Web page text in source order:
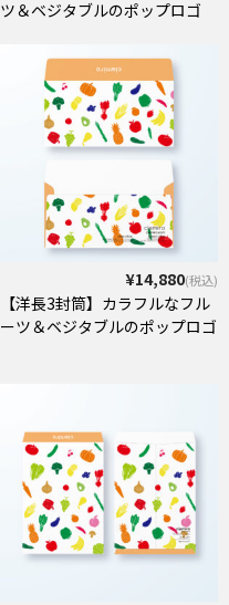
ツ＆ベジタブルのポップロゴ
¥14,880(税込)
【洋長3封筒】カラフルなフル
ーツ＆ベジタブルのポップロゴ